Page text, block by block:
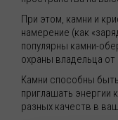
При этом, камни и
намерение (как
популярны камни-
охраны владельца от
Камни способны
приглашать энергии
разных качеств в